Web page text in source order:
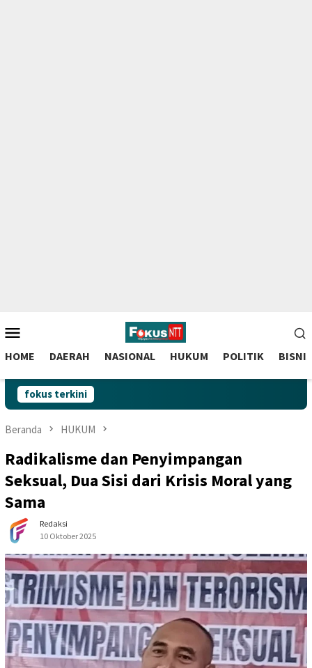
to
contentMobile
HOME DAERAH NASIONAL HUKUM POLITIK BISNIS
fokus terkini
Beranda HUKUM
Radikalisme dan Penyimpangan
Seksual, Dua Sisi dari Krisis Moral yang
Sama
Redaksi
10 Oktober 2025